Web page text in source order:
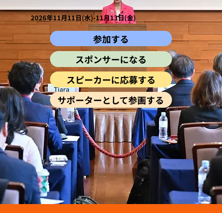
2026年11月11日(水)-11月13日(金)
参加する
スポンサーになる
スピーカーに応募する
サポーターとして参画する